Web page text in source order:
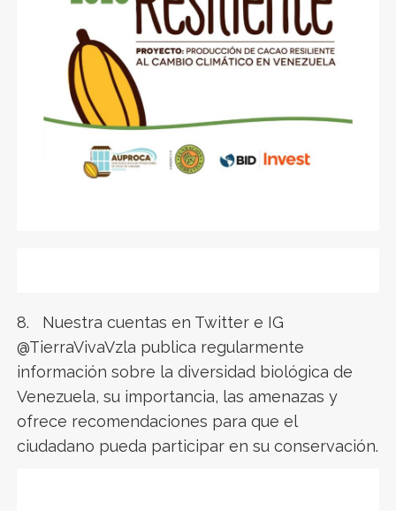
8. Nuestra cuentas en Twitter e IG
@TierraVivaVzla publica regularmente
información sobre la diversidad biológica de
Venezuela, su importancia, las amenazas y
ofrece recomendaciones para que el
ciudadano pueda participar en su conservación.